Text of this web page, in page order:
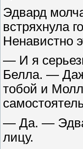
Эдвард
встряхнула
Ненавистно
— И я
Белла. —
тобой и
— Да. —
лицу.